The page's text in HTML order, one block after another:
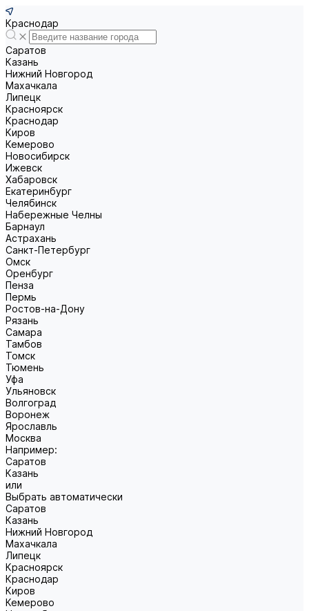
Краснодар
Саратов
Казань
Нижний Новгород
Махачкала
Липецк
Красноярск
Краснодар
Киров
Кемерово
Новосибирск
Ижевск
Хабаровск
Екатеринбург
Челябинск
Набережные Челны
Барнаул
Астрахань
Санкт-Петербург
Омск
Оренбург
Пенза
Пермь
Ростов-на-Дону
Рязань
Самара
Тамбов
Томск
Тюмень
Уфа
Ульяновск
Волгоград
Воронеж
Ярославль
Москва
Например:
Саратов
Казань
или
Выбрать автоматически
Саратов
Казань
Нижний Новгород
Махачкала
Липецк
Красноярск
Краснодар
Киров
Кемерово